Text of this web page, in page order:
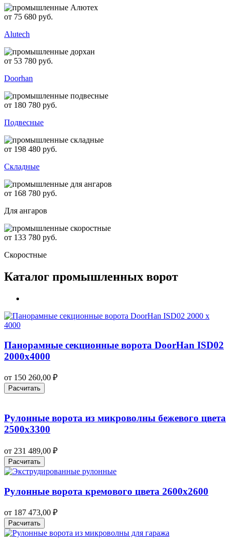
от 75 680 руб.
Alutech
от 53 780 руб.
Doorhan
от 180 780 руб.
Подвесные
от 198 480 руб.
Складные
от 168 780 руб.
Для ангаров
от 133 780 руб.
Скоростные
Каталог промышленных ворот
Панорамные секционные ворота DoorHan ISD02
2000х4000
от 150 260,00 ₽
Расчитать
Рулонные ворота из микроволны бежевого цвета
2500х3300
от 231 489,00 ₽
Расчитать
Рулонные ворота кремового цвета 2600х2600
от 187 473,00 ₽
Расчитать